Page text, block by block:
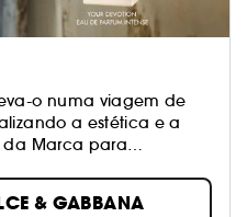
o numa viagem de
a estética e a
da Marca para
irradiam beleza.
& GABBANA